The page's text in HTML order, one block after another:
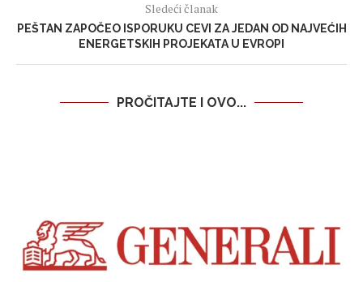
Sledeći članak
PEŠTAN ZAPOČEO ISPORUKU CEVI ZA JEDAN OD NAJVEĆIH
ENERGETSKIH PROJEKATA U EVROPI
PROČITAJTE I OVO...